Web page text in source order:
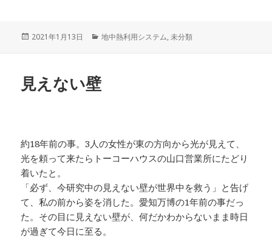
投
2021年1月13日
カ
ー
地中熱利用システム,未分類
見えない壁
約18年前の事。3人の女性が東の方向から光が見えて、
光を頼って来たらトーコーハウスの山口営業所にたどり
着いたと。
「必ず、今研究中の見えない壁が世界中を救う」と告げ
て、私の前から姿を消した。愛知万博の1年前の事だっ
た。その目に見えない壁が、何だかわからないまま時日
が過ぎて今日に至る。